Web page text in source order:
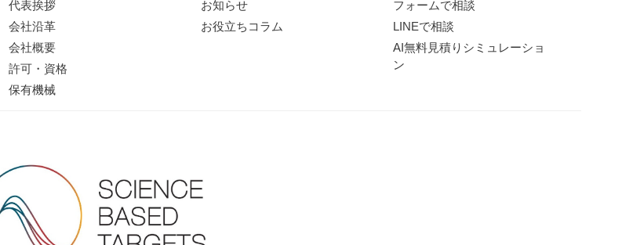
代表挨拶
会社沿革
会社概要
許可・資格
保有機械
お知らせ
お役立ちコラム
フォームで相談
LINEで相談
AI無料見積りシミュレーショ
ン